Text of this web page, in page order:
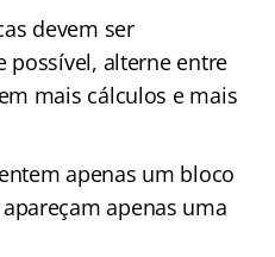
devem ser
possível, alterne entre
mais cálculos e mais
apenas um bloco
apenas uma